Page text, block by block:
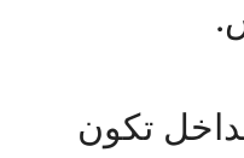
تكون